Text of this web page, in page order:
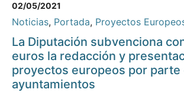
02/05/2021
Noticias, Portada, Proyectos
La Diputación subvenciona
euros la redacción y
proyectos europeos por parte
ayuntamientos